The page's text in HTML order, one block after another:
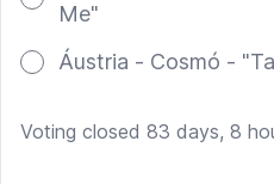
Me"
Áustria - Cosmó -
Voting closed 83 days, 8